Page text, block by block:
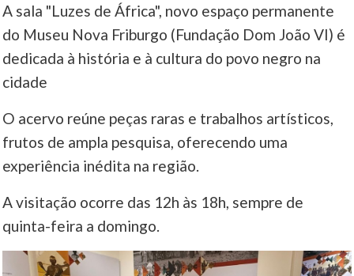
A sala "Luzes de África", novo espaço permanente
do Museu Nova Friburgo (Fundação Dom João VI) é
dedicada à história e à cultura do povo negro na
cidade
O acervo reúne peças raras e trabalhos artísticos,
frutos de ampla pesquisa, oferecendo uma
experiência inédita na região.
A visitação ocorre das 12h às 18h, sempre de
quinta-feira a domingo.